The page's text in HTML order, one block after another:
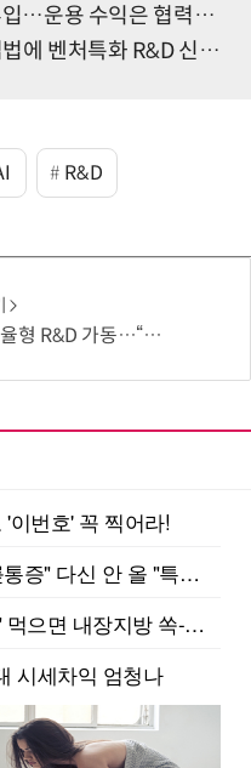
용 수익은 협력사 지원
처특화 R&D 신설해야”
R&D
이 직접 미래 성장동력 찾는다”